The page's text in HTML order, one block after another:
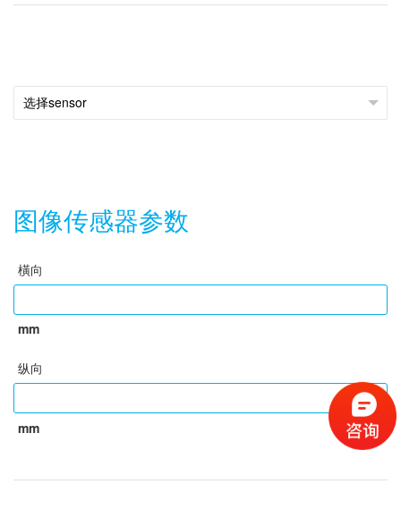
图像传感器参数
橫向
mm
纵向
mm